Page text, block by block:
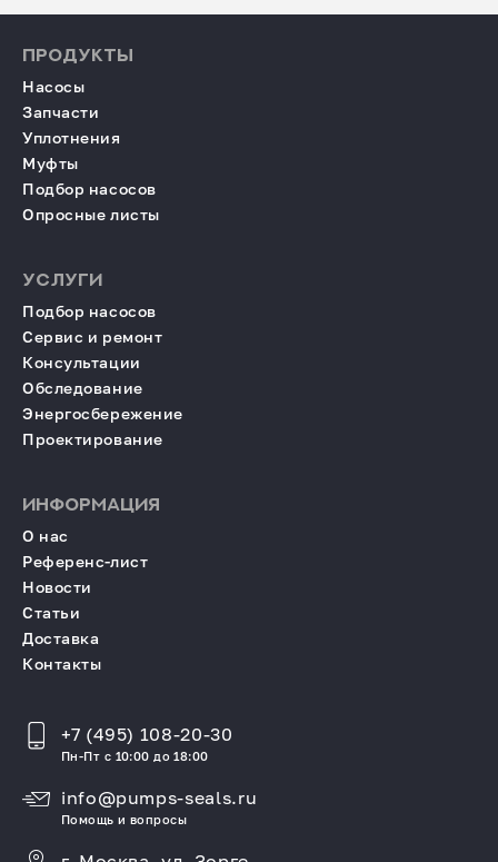
ПРОДУКТЫ
Насосы
Запчасти
Уплотнения
Муфты
Подбор насосов
Опросные листы
УСЛУГИ
Подбор насосов
Сервис и ремонт
Консультации
Обследование
Энергосбережение
Проектирование
ИНФОРМАЦИЯ
О нас
Референс-лист
Новости
Статьи
Доставка
Контакты
+7 (495) 108-20-30
Пн-Пт с 10:00 до 18:00
info@pumps-seals.ru
Помощь и вопросы